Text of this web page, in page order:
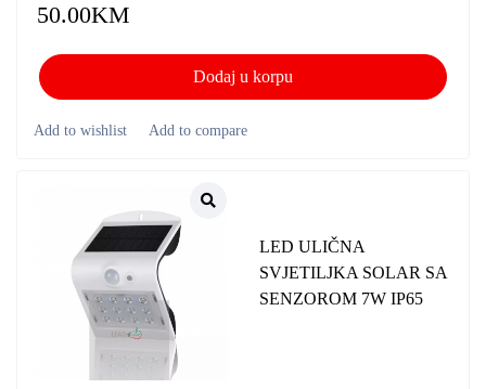
50.00KM
Dodaj u korpu
LED ULIČNA
SVJETILJKA SOLAR SA
SENZOROM 7W IP65